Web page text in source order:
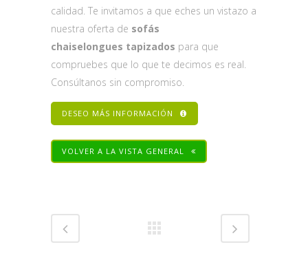
calidad. Te invitamos a que eches un vistazo a
nuestra oferta de sofás
chaiselongues tapizados para que
compruebes que lo que te decimos es real.
Consúltanos sin compromiso.
DESEO MÁS INFORMACIÓN
VOLVER A LA VISTA GENERAL